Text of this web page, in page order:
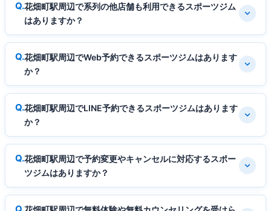
花畑町駅周辺で系列の他店舗も利用できるスポーツジム
はありますか？
花畑町駅周辺でWeb予約できるスポーツジムはあります
か？
花畑町駅周辺でLINE予約できるスポーツジムはあります
か？
花畑町駅周辺で予約変更やキャンセルに対応するスポー
ツジムはありますか？